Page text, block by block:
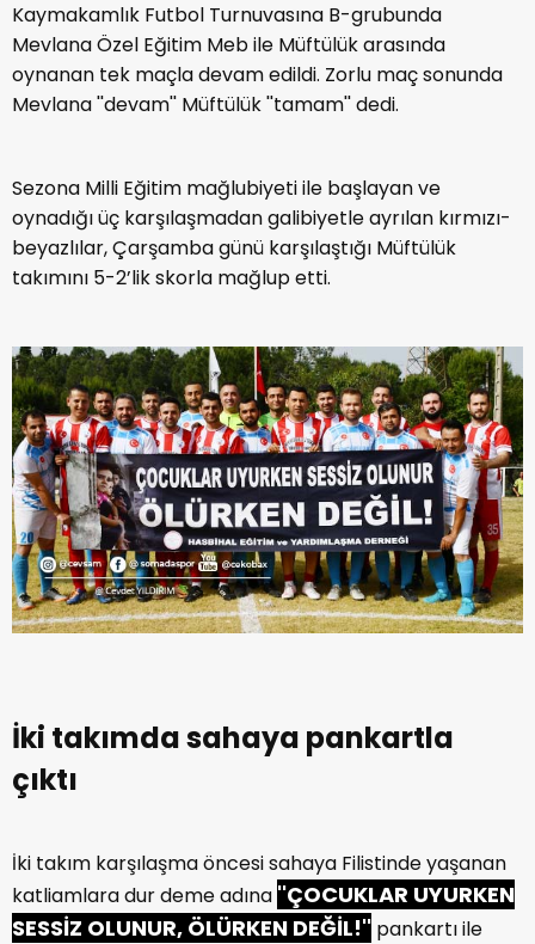
Kaymakamlık Futbol Turnuvasına B-grubunda
Mevlana Özel Eğitim Meb ile Müftülük arasında
oynanan tek maçla devam edildi. Zorlu maç sonunda
Mevlana ''devam'' Müftülük ''tamam'' dedi.
Sezona Milli Eğitim mağlubiyeti ile başlayan ve
oynadığı üç karşılaşmadan galibiyetle ayrılan kırmızı-
beyazlılar, Çarşamba günü karşılaştığı Müftülük
takımını 5-2’lik skorla mağlup etti.
İki takımda sahaya pankartla
çıktı
İki takım karşılaşma öncesi sahaya Filistinde yaşanan
katliamlara dur deme adına ''ÇOCUKLAR UYURKEN
SESSİZ OLUNUR, ÖLÜRKEN DEĞİL!'' pankartı ile